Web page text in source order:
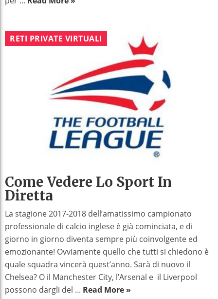
RETI PRIVATE VIRTUALI
Come Vedere Lo Sport In
Diretta
La stagione 2017-2018 dell’amatissimo campionato
professionale di calcio inglese è già cominciata, e di
giorno in giorno diventa sempre più coinvolgente ed
emozionante! Ovviamente quello che tutti si chiedono è
quale squadra vincerà quest’anno. Sarà di nuovo il
Chelsea? O il Manchester City, l’Arsenal e il Liverpool
possono dargli del ... Read More »